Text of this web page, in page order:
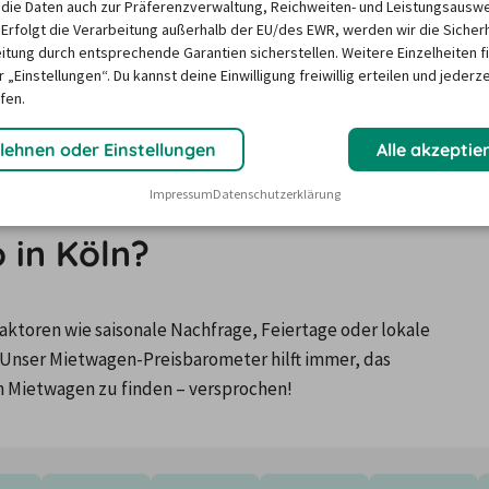
Kundenbewertungen anzeigen
Mehr anzeigen
in Köln?
wie saisonale Nachfrage, Feiertage oder lokale
Mietwagen-Preisbarometer hilft immer, das
zu finden – versprochen!
Daten auch zur Präferenzverwaltung, Reichweiten- und
die Verarbeitung außerhalb der EU/des EWR, werden wir die
durch entsprechende Garantien sicherstellen. Weitere Einzelheiten
„Einstellungen“. Du kannst deine Einwilligung freiwillig erteilen und
oder Einstellungen Alle
ImpressumDatenschutzerklärung